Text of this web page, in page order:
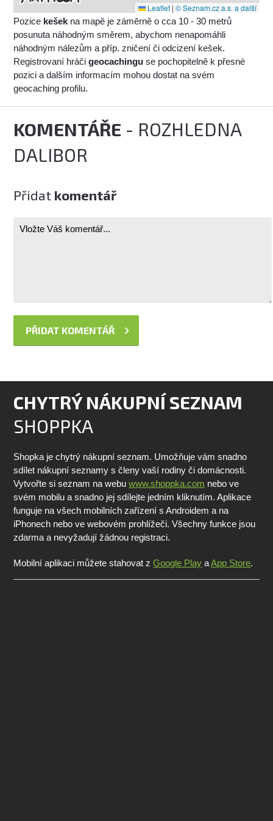
Leaflet | © Seznam.cz a.s. a další
Pozice kešek na mapě je záměrně o cca 10 - 30 metrů
posunuta náhodným směrem, abychom nenapomáhli
náhodným nálezům a příp. zničení či odcizení kešek.
Registrovaní hráčigeocachingu se pochopitelně k přesné
pozici a dalším informacím mohou dostat na svém
geocaching profilu.
KOMENTÁŘE - ROZHLEDNA
DALIBOR
Přidat komentář
CHYTRÝ NÁKUPNÍ SEZNAM
SHOPPKA
Shopka je chytrý nákupní seznam. Umožňuje vám snadno
sdílet nákupní seznamy s členy vaší rodiny či domácnosti.
Vytvořte si seznam na webuwww.shoppka.com nebo ve
svém mobilu a snadno jej sdílejte jedním kliknutím. Aplikace
funguje na všech mobilních zařízení s Androidem a na
iPhonech nebo ve webovém prohlížeči. Všechny funkce jsou
zdarma a nevyžadují žádnou registraci.
Mobilní aplikaci můžete stahovat zGoogle Play aApp Store.